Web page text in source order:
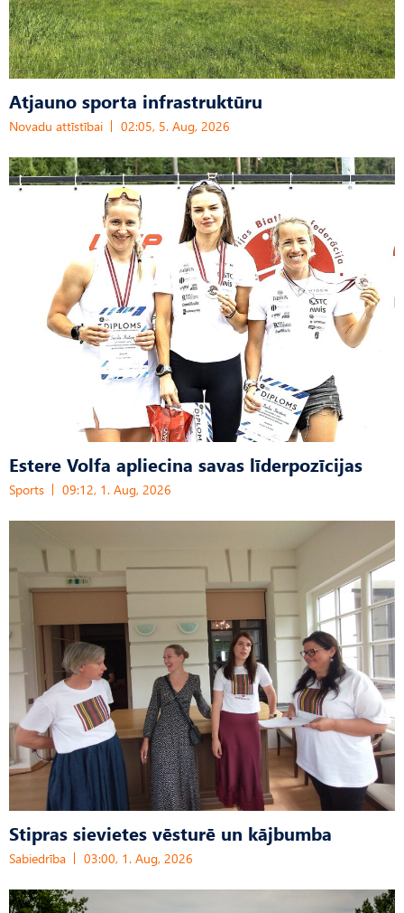
Atjauno sporta infrastruktūru
Novadu attīstībai 02:05, 5. Aug, 2026
Estere Volfa apliecina savas līderpozīcijas
Sports 09:12, 1. Aug, 2026
Stipras sievietes vēsturē un kājbumba
Sabiedrība 03:00, 1. Aug, 2026